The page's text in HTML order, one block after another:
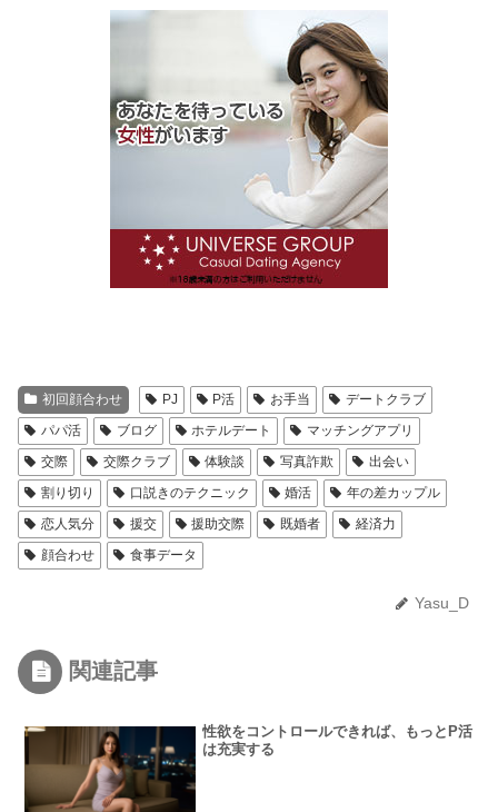
初回顔合わせ PJ P活 お手当
デートクラブ
パパ活
ブログ ホテルデート
マッチングアプリ
交際
交際クラブ 体験談 写真詐欺
出会い
割り切り
口説きのテクニック 婚活
年の差カップル
恋人気分
援交 援助交際 既婚者
経済力
顔合わせ
食事データ
Yasu_D
関連記事
性欲をコントロールできれば、もっとP活
は充実する